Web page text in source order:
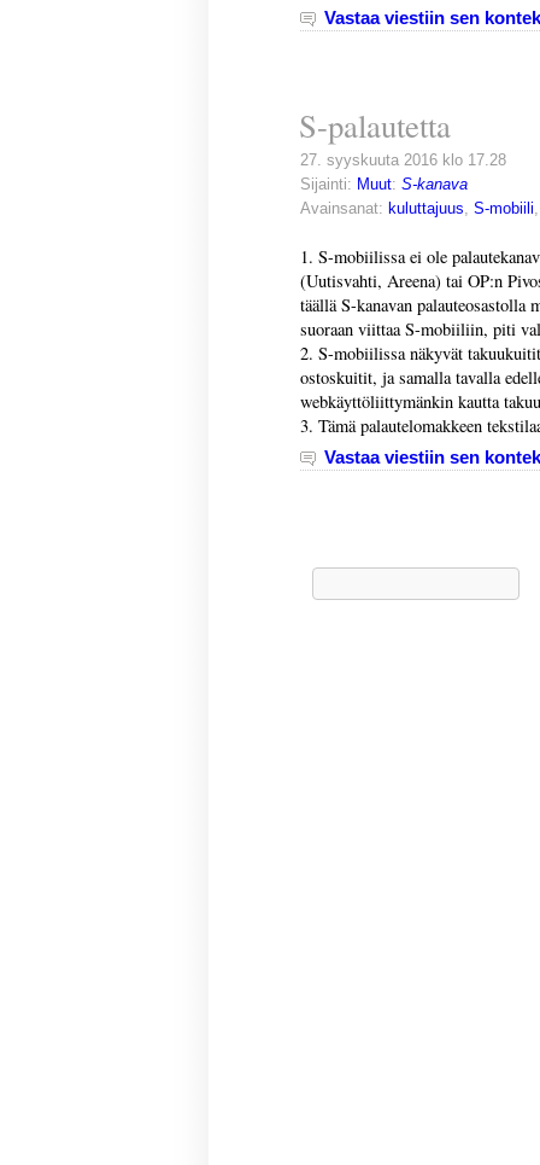
Vastaa viestiin sen
S-palautetta
27. syyskuuta 2016 klo 17.28
Sijainti: Muut: S-kanava
Avainsanat: kuluttajuus, S-mobiili
1. S-mobiilissa ei ole
(Uutisvahti, Areena) tai OP:n
täällä S-kanavan palauteosastolla
suoraan viittaa S-mobiiliin, piti
2. S-mobiilissa näkyvät
ostoskuitit, ja samalla tavalla
webkäyttöliittymänkin kautta
3. Tämä palautelomakkeen
Vastaa viestiin sen